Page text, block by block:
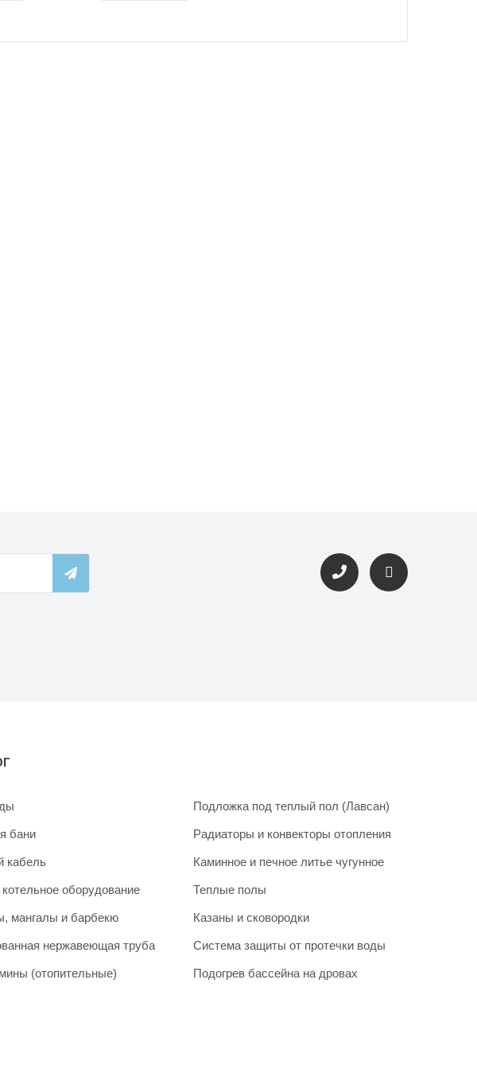
бани
кабель
оборудование
мангалы и барбекю
нержавеющая труба
(отопительные)
Подложка под теплый пол (Лавсан)
Радиаторы и конвекторы отопления
Каминное и печное литье чугунное
Теплые полы
Казаны и сковородки
Система защиты от протечки воды
Подогрев бассейна на дровах